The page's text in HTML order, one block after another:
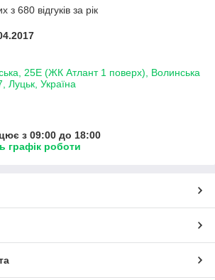
з 680 відгуків за рік
25Е (ЖК Атлант 1 поверх), Волинська
Луцьк, Україна
з 09:00 до 18:00
графік роботи